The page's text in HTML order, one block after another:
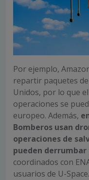
Por ejemplo,
repartir paquetes
Unidos, por lo que
operaciones se
europeo. Además,
Bomberos usan
operaciones de
pueden
coordinados con
usuarios de U-Space.